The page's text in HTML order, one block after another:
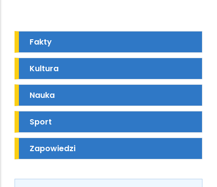
Fakty
Kultura
Nauka
Sport
Zapowiedzi